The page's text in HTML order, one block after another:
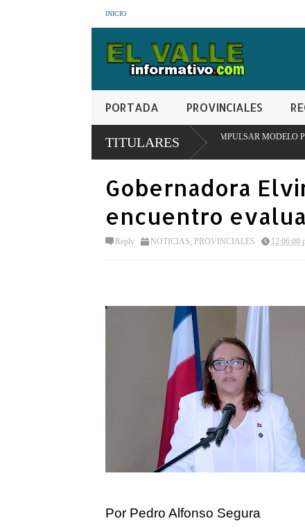
INICIO
PORTADA PROVINCIALES
TITULARES
EN SAN JUAN PARA IMPULSAR MODELO PIONERO DE
Gobernadora
encuentro
Reply NOTICIAS, PROVINCIALES 12:06:00
Por Pedro Alfonso Segura